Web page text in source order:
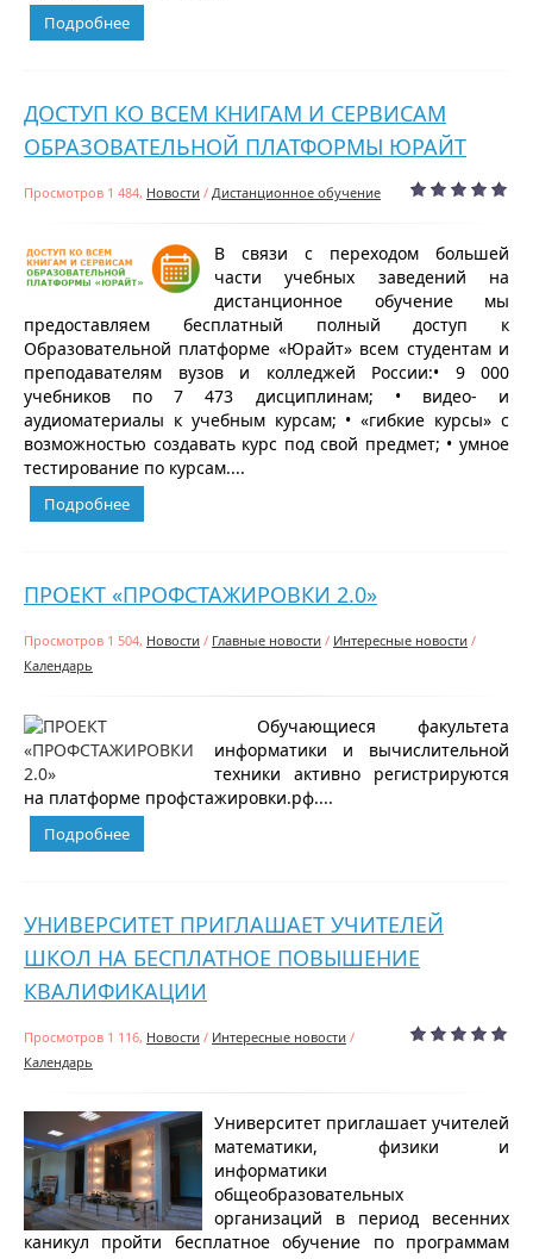
Подробнее
ДОСТУП КО ВСЕМ КНИГАМ И СЕРВИСАМ
ОБРАЗОВАТЕЛЬНОЙ ПЛАТФОРМЫ ЮРАЙТ
Просмотров 1 484, Новости / Дистанционное обучение
В связи с переходом большей
части учебных заведений на
дистанционное обучение мы
предоставляем бесплатный полный доступ к
Образовательной платформе «Юрайт» всем студентам и
преподавателям вузов и колледжей России:• 9 000
учебников по 7 473 дисциплинам; • видео- и
аудиоматериалы к учебным курсам; • «гибкие курсы» с
возможностью создавать курс под свой предмет; • умное
тестирование по курсам....
Подробнее
ПРОЕКТ «ПРОФСТАЖИРОВКИ 2.0»
Просмотров 1 504, Новости / Главные новости / Интересные новости /
Календарь
Обучающиеся факультета
информатики и вычислительной
техники активно регистрируются
на платформе профстажировки.рф....
Подробнее
УНИВЕРСИТЕТ ПРИГЛАШАЕТ УЧИТЕЛЕЙ
ШКОЛ НА БЕСПЛАТНОЕ ПОВЫШЕНИЕ
КВАЛИФИКАЦИИ
Просмотров 1 116, Новости / Интересные новости /
Календарь
Университет приглашает учителей
математики, физики и
информатики
общеобразовательных
организаций в период весенних
каникул пройти бесплатное обучение по программам